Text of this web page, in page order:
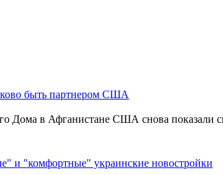
быть партнером США
Дома в Афганистане США снова показали
и "комфортные" украинские новостройки